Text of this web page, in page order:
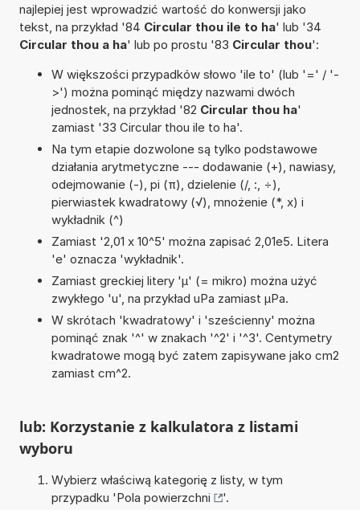
najlepiej jest wprowadzić wartość do konwersji jako
tekst, na przykład '84 Circular thou ile to ha' lub '34
Circular thou a ha' lub po prostu '83 Circular thou':
W większości przypadków słowo 'ile to' (lub '=' / '-
>') można pominąć między nazwami dwóch
jednostek, na przykład '82 Circular thou ha'
zamiast '33 Circular thou ile to ha'.
Na tym etapie dozwolone są tylko podstawowe
działania arytmetyczne --- dodawanie (+), nawiasy,
odejmowanie (-), pi (π), dzielenie (/, :, ÷),
pierwiastek kwadratowy (√), mnożenie (*, x) i
wykładnik (^)
Zamiast '2,01 x 10^5' można zapisać 2,01e5. Litera
'e' oznacza 'wykładnik'.
Zamiast greckiej litery 'µ' (= mikro) można użyć
zwykłego 'u', na przykład uPa zamiast µPa.
W skrótach 'kwadratowy' i 'sześcienny' można
pominąć znak '^' w znakach '^2' i '^3'. Centymetry
kwadratowe mogą być zatem zapisywane jako cm2
zamiast cm^2.
lub: Korzystanie z kalkulatora z listami
wyboru
Wybierz właściwą kategorię z listy, w tym
przypadku 'Pola powierzchni
'.